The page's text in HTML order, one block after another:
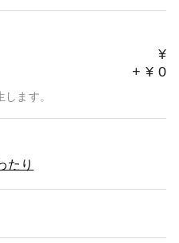
¥
+ ¥ 0
ます。
たり